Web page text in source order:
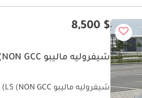
$ 8,500
شيفروليه ماليبو LS (NON GCC)
شيفروليه ماليبو LS (NON GCC)